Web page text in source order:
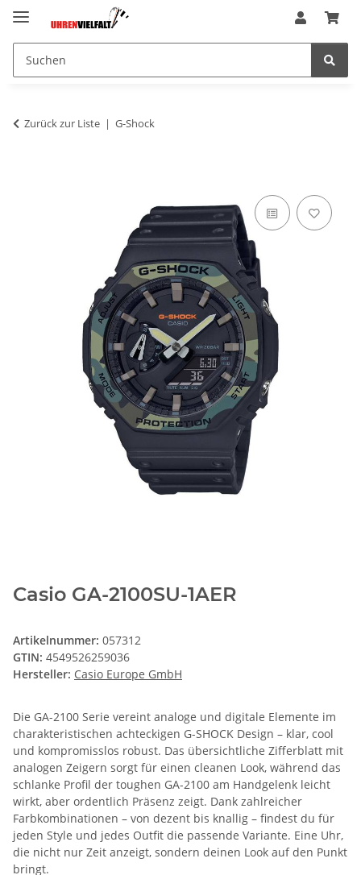
Zurück zur Liste G-Shock
Casio GA-2100SU-1AER
Artikelnummer: 057312
GTIN: 4549526259036
Hersteller: Casio Europe GmbH
Die GA-2100 Serie vereint analoge und digitale Elemente im
charakteristischen achteckigen G-SHOCK Design – klar, cool
und kompromisslos robust. Das übersichtliche Zifferblatt mit
analogen Zeigern sorgt für einen cleanen Look, während das
schlanke Profil der toughen GA-2100 am Handgelenk leicht
wirkt, aber ordentlich Präsenz zeigt. Dank zahlreicher
Farbkombinationen – von dezent bis knallig – findest du für
jeden Style und jedes Outfit die passende Variante. Eine Uhr,
die nicht nur Zeit anzeigt, sondern deinen Look auf den Punkt
bringt.